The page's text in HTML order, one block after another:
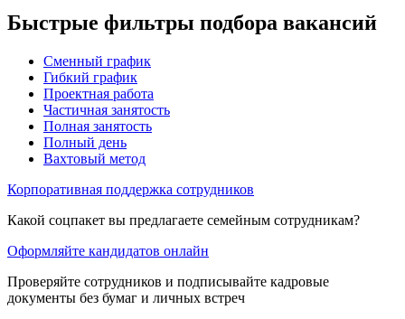
Быстрые фильтры подбора вакансий
Сменный график
Гибкий график
Проектная работа
Частичная занятость
Полная занятость
Полный день
Вахтовый метод
Корпоративная поддержка сотрудников
Какой соцпакет вы предлагаете семейным сотрудникам?
Оформляйте кандидатов онлайн
Проверяйте сотрудников и подписывайте кадровые
документы без бумаг и личных встреч